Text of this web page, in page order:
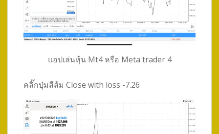
แอปเล่นหุ้น Mt4 หรือ Meta trader 4
คลิ๊กปุ่มสีส้ม Close with loss -7.26